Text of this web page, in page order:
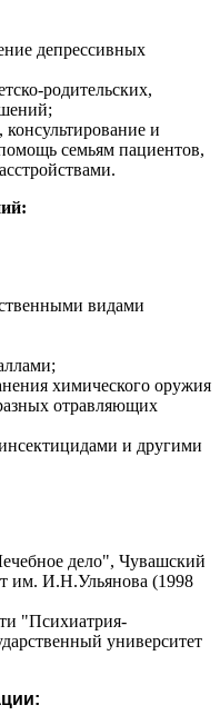
депрессивных
родительских,
и
семьям пациентов,
видами
химического оружия
отравляющих
и другими
дело", Чувашский
им. И.Н.Ульянова (1998
"Психиатрия-
университет